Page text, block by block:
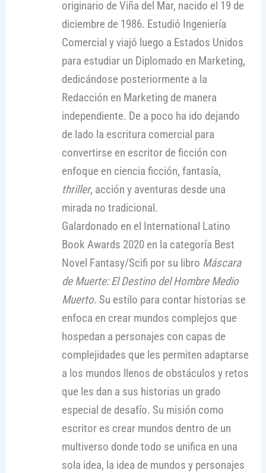
originario de Viña del Mar, nacido el 19 de
diciembre de 1986. Estudió Ingeniería
Comercial y viajó luego a Estados Unidos
para estudiar un Diplomado en Marketing,
dedicándose posteriormente a la
Redacción en Marketing de manera
independiente. De a poco ha ido dejando
de lado la escritura comercial para
convertirse en escritor de ficción con
enfoque en ciencia ficción, fantasía,
thriller, acción y aventuras desde una
mirada no tradicional.
Galardonado en el International Latino
Book Awards 2020 en la categoría Best
Novel Fantasy/Scifi por su libro Máscara
de Muerte: El Destino del Hombre Medio
Muerto. Su estilo para contar historias se
enfoca en crear mundos complejos que
hospedan a personajes con capas de
complejidades que les permiten adaptarse
a los mundos llenos de obstáculos y retos
que les dan a sus historias un grado
especial de desafío. Su misión como
escritor es crear mundos dentro de un
multiverso donde todo se unifica en una
sola idea, la idea de mundos y personajes